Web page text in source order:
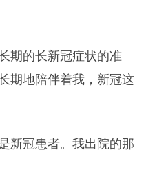
期的长新冠症状的准
期地陪伴着我，新冠这
新冠患者。我出院的那